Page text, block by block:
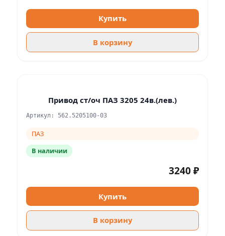
Купить
В корзину
Привод ст/оч ПАЗ 3205 24в.(лев.)
Артикул: 562.5205100-03
ПАЗ
В наличии
3240 ₽
Купить
В корзину